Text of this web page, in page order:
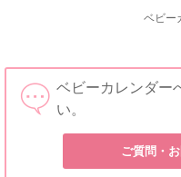
ベビー
ベビーカレンダー
い。
ご質問・